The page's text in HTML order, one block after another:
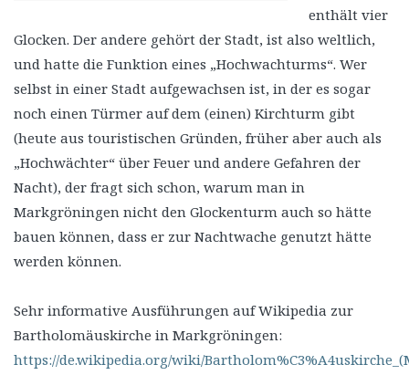
enthält vier
Glocken. Der andere gehört der Stadt, ist also weltlich,
und hatte die Funktion eines „Hochwachturms“. Wer
selbst in einer Stadt aufgewachsen ist, in der es sogar
noch einen Türmer auf dem (einen) Kirchturm gibt
(heute aus touristischen Gründen, früher aber auch als
„Hochwächter“ über Feuer und andere Gefahren der
Nacht), der fragt sich schon, warum man in
Markgröningen nicht den Glockenturm auch so hätte
bauen können, dass er zur Nachtwache genutzt hätte
werden können.
Sehr informative Ausführungen auf Wikipedia zur
Bartholomäuskirche in Markgröningen:
https://de.wikipedia.org/wiki/